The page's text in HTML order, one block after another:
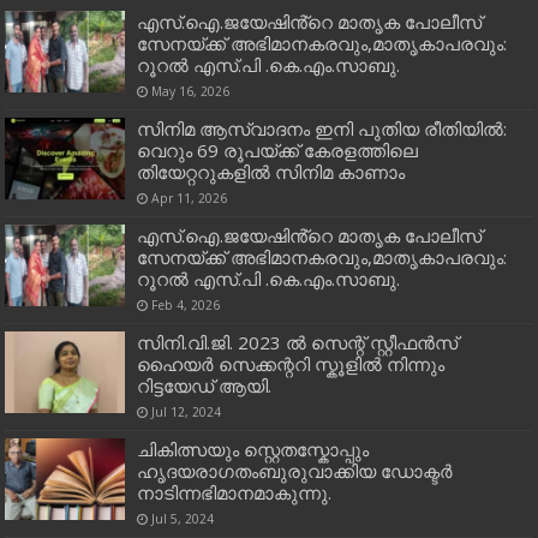
എസ്.ഐ.ജയേഷിൻ്റെ മാതൃക പോലീസ്
സേനയ്ക്ക് അഭിമാനകരവും,മാതൃകാപരവും:
റൂറൽ എസ്.പി .കെ.എം.സാബു.
May 16, 2026
സിനിമ ആസ്വാദനം ഇനി പുതിയ രീതിയിൽ:
വെറും 69 രൂപയ്ക്ക് കേരളത്തിലെ
തിയേറ്ററുകളിൽ സിനിമ കാണാം
Apr 11, 2026
എസ്.ഐ.ജയേഷിൻ്റെ മാതൃക പോലീസ്
സേനയ്ക്ക് അഭിമാനകരവും,മാതൃകാപരവും:
റൂറൽ എസ്.പി .കെ.എം.സാബു.
Feb 4, 2026
സിനി.വി.ജി. 2023 ൽ സെന്റ് സ്റ്റീഫൻസ്
ഹൈയർ സെക്കന്ററി സ്കൂളിൽ നിന്നും
റിട്ടയേഡ് ആയി.
Jul 12, 2024
ചികിത്സയും സ്റ്റെതസ്കോപ്പും
ഹൃദയരാഗതംബുരുവാക്കിയ ഡോക്ടർ
നാടിന്നഭിമാനമാകുന്നു.
Jul 5, 2024